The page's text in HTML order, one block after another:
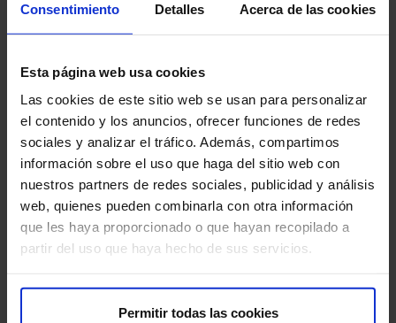
Consentimiento Detalles Acerca de las cookies
Esta página web usa cookies
Las cookies de este sitio web se usan para personalizar
el contenido y los anuncios, ofrecer funciones de redes
sociales y analizar el tráfico. Además, compartimos
información sobre el uso que haga del sitio web con
nuestros partners de redes sociales, publicidad y análisis
web, quienes pueden combinarla con otra información
que les haya proporcionado o que hayan recopilado a
partir del uso que haya hecho de sus servicios.
Permitir todas las cookies
Más HM Hospitales
Fundación HM​
Instituto HM Hospitales​
Intranet HM Hospitales​